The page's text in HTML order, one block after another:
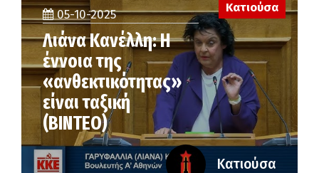
05-10-2025
Λιάνα Κανέλλη: Η
έννοια της
«ανθεκτικότητας»
είναι ταξική
(ΒΙΝΤΕΟ)
Κατιούσα
Κατιούσα